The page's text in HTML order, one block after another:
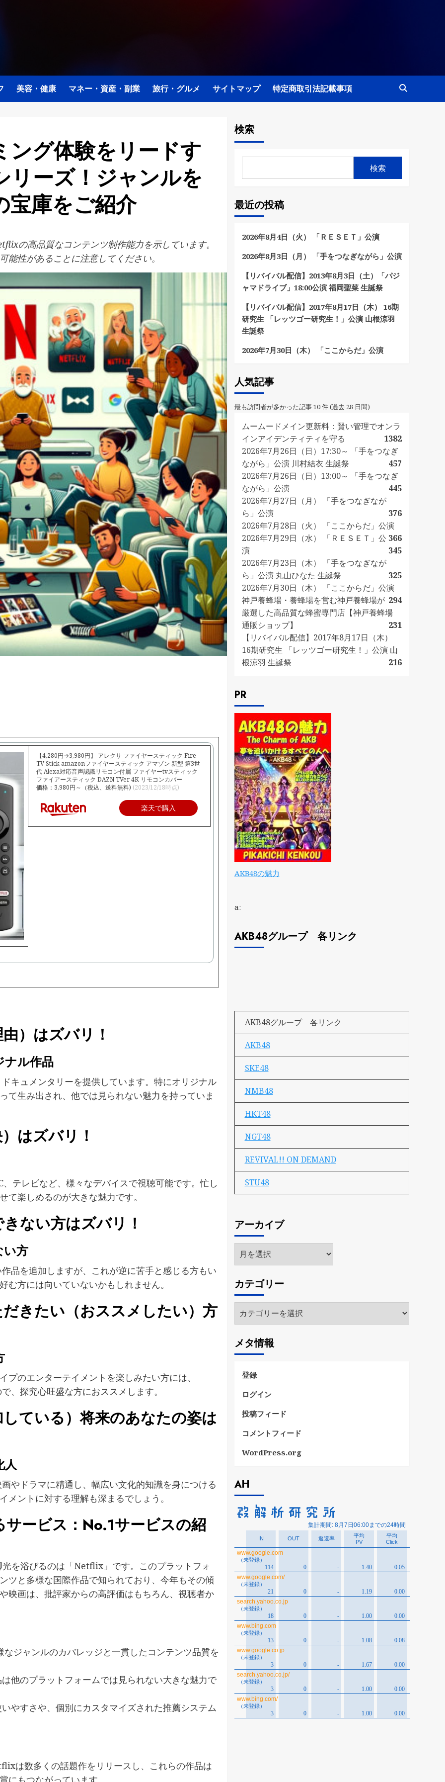
美容・健康 マネー・資産・副業 旅行・グルメ サイトマップ 特定商取引法記載事項
ング体験をリードす
ーズ！ジャンルを
宝庫をご紹介
の高品質なコンテンツ制作能力を示しています。
性があることに注意してください。
【4,280円→3,980円】 アレクサ ファイヤースティック Fire
TV Stick amazonファイヤースティック アマゾン 新型 第3世
代 Alexa対応音声認識リモコン付属 ファイヤーtvスティック
ファイアースティック DAZN TVer 4K リモコンカバー
価格：3,980円～（税込、送料無料) (2023/12/18時点)
楽天で購入
）はズバリ！
ナル作品
キュメンタリーを提供しています。特にオリジナル
て生み出され、他では見られない魅力を持っていま
はズバリ！
テレビなど、様々なデバイスで視聴可能です。忙し
楽しめるのが大きな魅力です。
ない方はズバリ！
い方
品を追加しますが、これが逆に苦手と感じる方もい
方には向いていないかもしれません。
きたい（おススメしたい）方
のエンターテイメントを楽しみたい方には、
探究心旺盛な方におススメします。
ている）将来のあなたの姿は
人
やドラマに精通し、幅広い文化的知識を身につける
ントに対する理解も深まるでしょう。
ービス：No.1サービスの紹
を浴びるのは「Netflix」です。このプラットフォ
ツと多様な国際作品で知られており、今年もその傾
映画は、批評家からの高評価はもちろん、視聴者か
ジャンルのカバレッジと一貫したコンテンツ品質を
他のプラットフォームでは見られない大きな魅力で
やすさや、個別にカスタマイズされた推薦システム
は数多くの話題作をリリースし、これらの作品は
検索
検索
最近の投稿
2026年8月4日（火） 「ＲＥＳＥＴ」公演
2026年8月3日（月） 「手をつなぎながら」公演
【リバイバル配信】2013年8月3日（土）「パジ
ャマドライブ」18:00公演 福岡聖菜 生誕祭
【リバイバル配信】2017年8月17日（木） 16期
研究生 「レッツゴー研究生！」公演 山根涼羽
生誕祭
2026年7月30日（木） 「ここからだ」公演
人気記事
最も訪問者が多かった記事 10 件 (過去 28 日間)
ムームードメイン更新料：賢い管理でオンラ
インアイデンティティを守る
1382
2026年7月26日（日）17:30～ 「手をつなぎ
ながら」公演 川村結衣 生誕祭
457
2026年7月26日（日）13:00～ 「手をつなぎ
ながら」公演
445
2026年7月27日（月） 「手をつなぎなが
ら」公演
376
2026年7月28日（火） 「ここからだ」公演
366
2026年7月29日（水） 「ＲＥＳＥＴ」公
演
345
2026年7月23日（木） 「手をつなぎなが
ら」公演 丸山ひなた 生誕祭
325
2026年7月30日（木） 「ここからだ」公演
294
神戸養蜂場・養蜂場を営む神戸養蜂場が
厳選した高品質な蜂蜜専門店【神戸養蜂場
通販ショップ】
231
【リバイバル配信】2017年8月17日（木）
16期研究生 「レッツゴー研究生！」公演 山
根涼羽 生誕祭
216
PR
AKB48の魅力
a:
AKB48グループ 各リンク
AKB48グループ 各リンク
AKB48
SKE48
NMB48
HKT48
NGT48
REVIVAL!! ON DEMAND
STU48
アーカイブ
ア
ー
イ
ブ
カテゴリー
テ
リ
ー
メタ情報
登録
ログイン
投稿フィード
コメントフィード
WordPress.org
AH